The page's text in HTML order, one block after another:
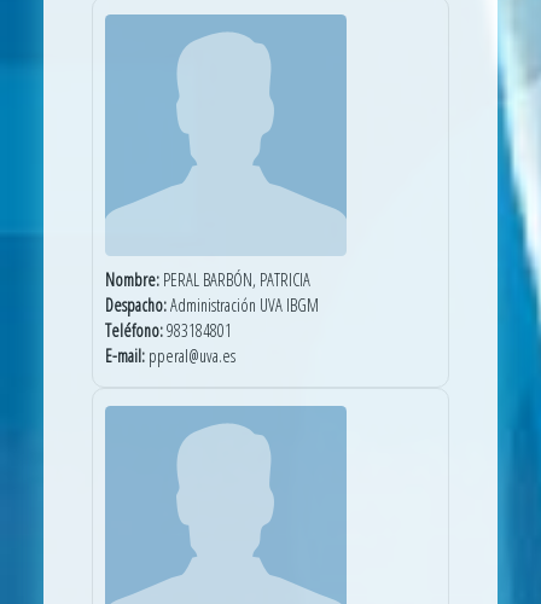
Nombre: PERAL BARBÓN, PATRICIA
Despacho:Administración UVA IBGM
Teléfono:983184801
E-mail: pperal@uva.es